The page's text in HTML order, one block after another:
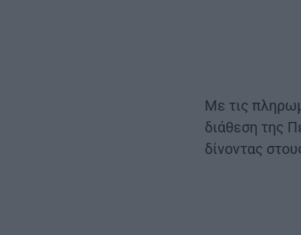
Με τις
διάθεση της
δίνοντας